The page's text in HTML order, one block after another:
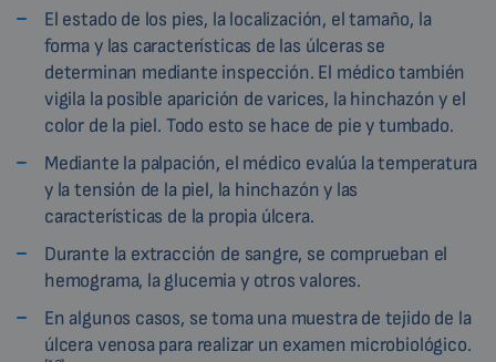
El estado de los pies, la localización, el tamaño, la
forma y las características de las úlceras se
determinan mediante inspección. El médico también
vigila la posible aparición de varices, la hinchazón y el
color de la piel. Todo esto se hace de pie y tumbado.
Mediante la palpación, el médico evalúa la temperatura
y la tensión de la piel, la hinchazón y las
características de la propia úlcera.
Durante la extracción de sangre, se comprueban el
hemograma, la glucemia y otros valores.
En algunos casos, se toma una muestra de tejido de la
úlcera venosa para realizar un examen microbiológico.